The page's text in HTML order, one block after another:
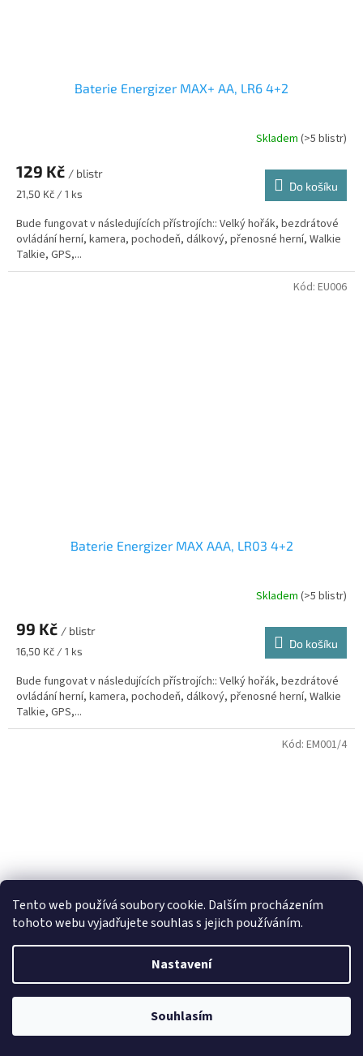
Tento web používá soubory cookie. Dalším procházením
tohoto webu vyjadřujete souhlas s jejich používáním.
Nastavení
Souhlasím
Baterie Energizer MAX+ AA, LR6 4+2
Skladem (>5 blistr)
129 Kč / blistr
Měrná
21,50 Kč / 1 ks
Do košíku
Bude fungovat v následujících přístrojích:: Velký hořák, bezdrátové
ovládání herní, kamera, pochodeň, dálkový, přenosné herní, Walkie
Talkie, GPS,...
Baterie Energizer MAX AAA, LR03 4+2
Skladem (>5 blistr)
99 Kč / blistr
Měrná
16,50 Kč / 1 ks
Do košíku
Bude fungovat v následujících přístrojích:: Velký hořák, bezdrátové
ovládání herní, kamera, pochodeň, dálkový, přenosné herní, Walkie
Talkie, GPS,...
Kód: EU006
Kód: EM001/4